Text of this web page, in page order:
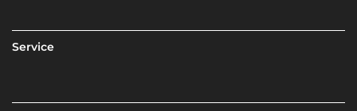
Service